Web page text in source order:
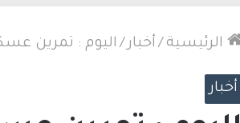
الرئيسية / أخبار / اليوم : تمرين
أخبار